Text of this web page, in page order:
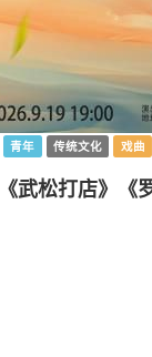
青年 传统文化 戏曲
武松打店》《